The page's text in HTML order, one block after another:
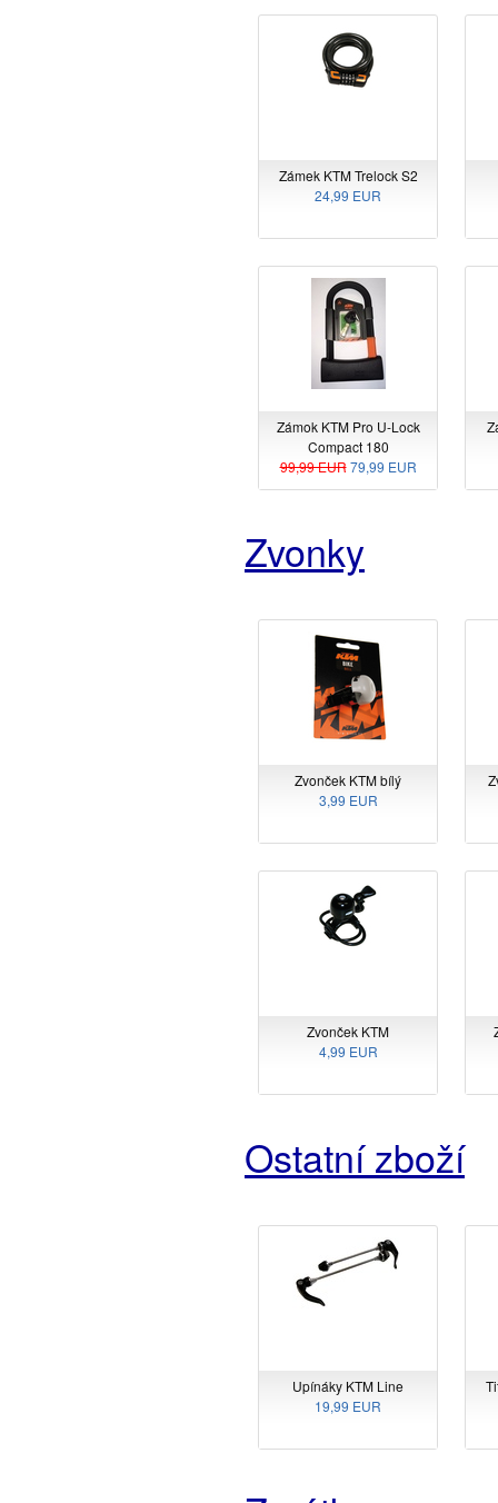
Zámek KTM Trelock S2
24,99 EUR
Zámok KTM Pro U-Lock
Compact 180
99,99 EUR79,99 EUR
Zvonky
Zvonček KTM bílý
3,99 EUR
Zvonček KTM
4,99 EUR
Ostatní zboží
Upínáky KTM Line
19,99 EUR